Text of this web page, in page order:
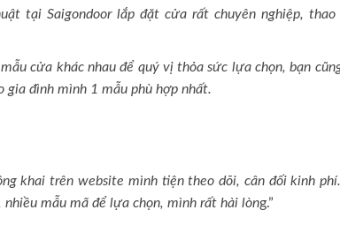
tại Saigondoor lắp đặt cửa rất chuyên nghiệp, thao
cửa khác nhau để quý vị thỏa sức lựa chọn, bạn
đình mình 1 mẫu phù hợp nhất.
khai trên website mình tiện theo dõi, cân đối kinh
mẫu mã để lựa chọn, mình rất hài lòng.”